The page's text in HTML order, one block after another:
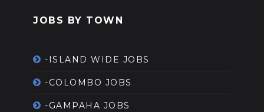
JOBS BY TOWN
-ISLAND WIDE JOBS
-COLOMBO JOBS
-GAMPAHA JOBS